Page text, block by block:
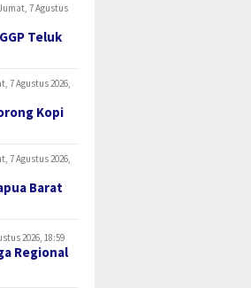
7 Agustus
Teluk
7 Agustus 2026,
Kopi
7 Agustus 2026,
Barat
2026, 18:59
Regional